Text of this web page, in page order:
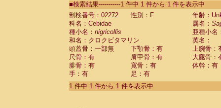
CebidaeSaguinus labiatus(0)
Cebidae Saguinus leucopus (0)
Cebidae
CebidaeSaguinus mystax
CebidaeSaguinus nigricollis (1)
Cebidae Saguinus oedipus
Cebidae Saguinus weddelli
Cebidae Saguinusspp.
Cebidae Aotus trivirgatus
Cebidae Cebus albifrons
■検索結果-----------1 件中 1 件から 1 件を表示中
剖検番号：02272
性別：F
年齢：
科名：Cebidae
属名：
種小名： nigricollis
亜種小名
和名：クロクビタマリン
英名：
頭蓋骨：一部無
下顎骨：有
上腕骨：
尺骨：有
肩甲骨：有
大腿骨：
腓骨：有
寛骨：有
体幹：有
手：有
足：有
1 件中 1 件から 1 件を表示中